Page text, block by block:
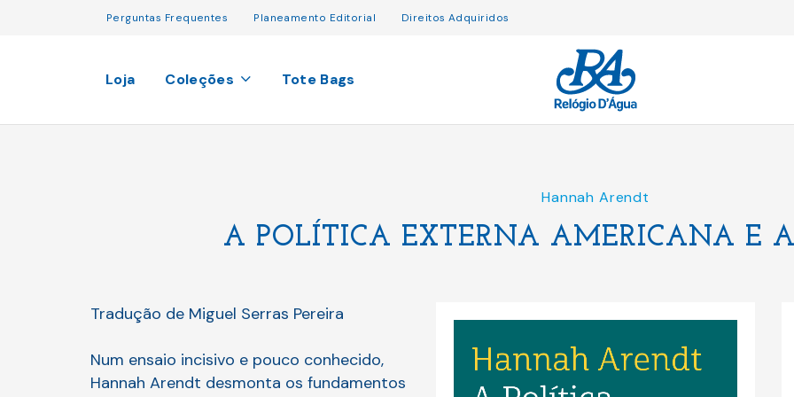
Perguntas Frequentes Planeamento Editorial Direitos Adquiridos
Loja Coleções Tote Bags
Hannah Arendt
A POLÍTICA EXTERNA AMERICANA E
Tradução de Miguel Serras Pereira
Num ensaio incisivo e pouco conhecido,
Hannah Arendt desmonta os fundamentos